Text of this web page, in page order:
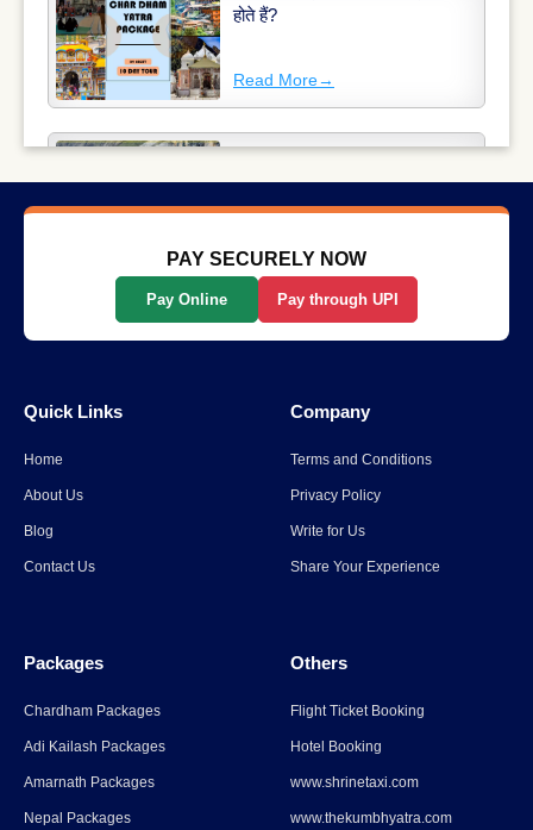
होते हैं?
Read More→
अमरनाथ यात्रा 2025: अमरनाथ यात्रा
की कहानी
Read More →
कुंभ मेला टेंट बुकिंग: कुंभ मेला 2025 में
Read More→
Uttarakhand: ओल्ड लिपुपास से
कैलाश पर्वत के दर्शन को केंद्र की
कैलाश पर्वत के दर्शन को केंद्र की
Read More→
PAY SECURELY NOW
Pay Online Pay through UPI
Quick Links
Home
About Us
Blog
Contact Us
Company
Terms and Conditions
Privacy Policy
Write for Us
Share Your Experience
Packages
Chardham Packages
Adi Kailash Packages
Amarnath Packages
Nepal Packages
Others
Flight Ticket Booking
Hotel Booking
www.shrinetaxi.com
www.thekumbhyatra.com